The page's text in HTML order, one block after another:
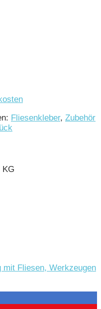
Fliesenkleber, Zubehör
KG
mit Fliesen, Werkzeugen